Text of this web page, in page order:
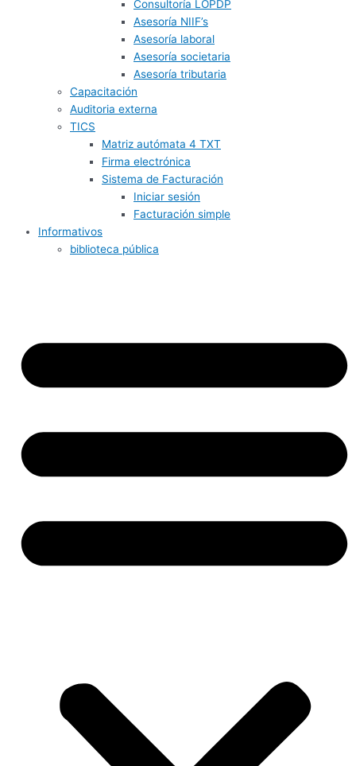
Consultoría LOPDP
Asesoría NIIF’s
Asesoría laboral
Asesoría societaria
Asesoría tributaria
Capacitación
Auditoria externa
TICS
Matriz autómata 4 TXT
Firma electrónica
Sistema de Facturación
Iniciar sesión
Facturación simple
Informativos
biblioteca pública